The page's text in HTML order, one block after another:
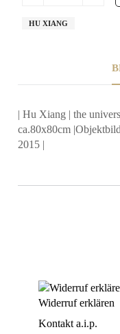
HU XIANG
| Hu Xiang | the
ca.80x80cm
2015 |
Widerruf erklären
Kontakt a.i.p.